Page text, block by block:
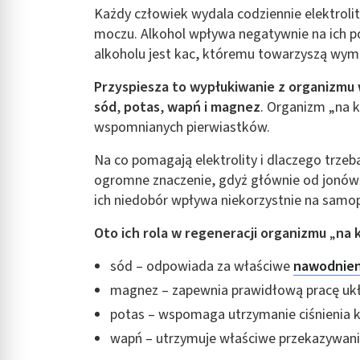
Każdy człowiek wydala codziennie
moczu. Alkohol wpływa negatywnie na ich
alkoholu jest kac, któremu towarzyszą
Przyspiesza to wypłukiwanie z
sód, potas,wapń i magnez. Organizm „na
wspomnianych pierwiastków.
Na co pomagają elektrolity i dlaczego
ogromne znaczenie, gdyż głównie od
ich niedobór wpływa niekorzystnie na
Oto ich rola w regeneracji organizmu „na
sód – odpowiada za właściwe
magnez – zapewnia prawidłową pracę
potas – wspomaga utrzymanie ciśnienia
wapń – utrzymuje właściwe